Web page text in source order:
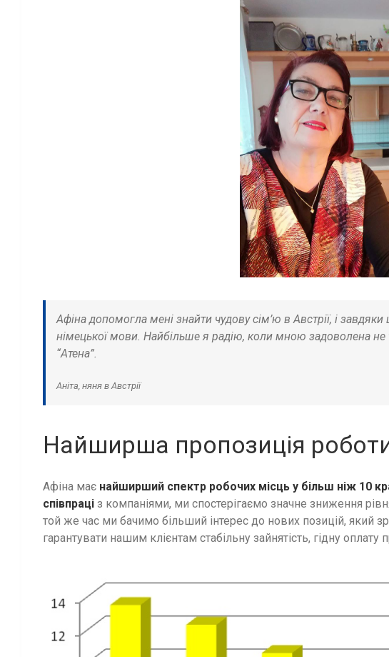
Афіна допомогла мені знайти чудову сім’ю в Австрії, і
німецької мови. Найбільше я радію, коли мною задоволена не
“Атена”.
Аніта, няня в Австрії
Найширша пропозиція
Афіна має найширший спектр робочих місць у більш ніж 10
співпраці з компаніями, ми спостерігаємо значне зниження
той же час ми бачимо більший інтерес до нових позицій, який
гарантувати нашим клієнтам стабільну зайнятість, гідну оплату